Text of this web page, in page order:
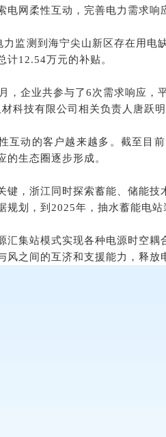
电网柔性互动，完善电力需求
力监测到海宁尖山新区存在用电
计12.54万元的补贴。
，企业共参与了6次需求响应
科技有限公司相关负责人唐跃
互动的客户越来越多。截至目
的生态圈逐步形成。
键，浙江同时探索蓄能、储能
规划，到2025年，抽水蓄能电
汇集站模式实现各种电源时空
风之间的互济和支援能力，释